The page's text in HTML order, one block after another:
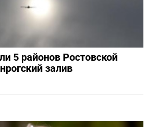
5 районов Ростовской
залив